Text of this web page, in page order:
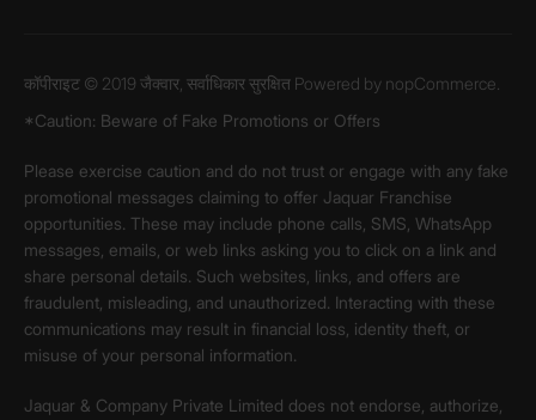
कॉपीराइट © 2019 जैक्वार, सर्वाधिकार सुरक्षित Powered by nopCommerce.
*Caution: Beware of Fake Promotions or Offers
Please exercise caution and do not trust or engage with any fake
promotional messages claiming to offer Jaquar Franchise
opportunities. These may include phone calls, SMS, WhatsApp
messages, emails, or web links asking you to click on a link and
share personal details. Such websites, links, and offers are
fraudulent, misleading, and unauthorized. Interacting with these
communications may result in financial loss, identity theft, or
misuse of your personal information.
Jaquar & Company Private Limited does not endorse, authorize,